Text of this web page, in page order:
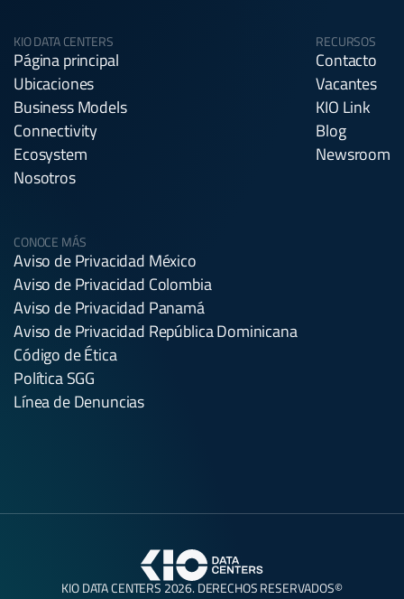
KIO DATA CENTERS
Página principal
Ubicaciones
Business Models
Connectivity
Ecosystem
Nosotros
RECURSOS
Contacto
Vacantes
KIO Link
Blog
Newsroom
CONOCE MÁS
Aviso de Privacidad México
Aviso de Privacidad Colombia
Aviso de Privacidad Panamá
Aviso de Privacidad República Dominicana
Código de Ética
Política SGG
Línea de Denuncias
KIO DATA CENTERS 2026. DERECHOS RESERVADOS©